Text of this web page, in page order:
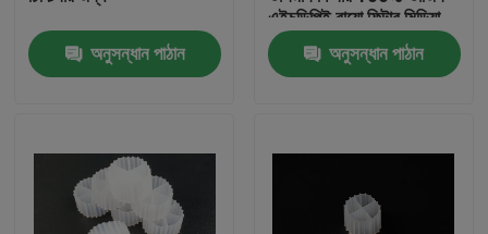
অনুসন্ধান পাঠান
এইচডিপিই বায়ো ফিল্টার মিডিয়া
অনুসন্ধান পাঠান